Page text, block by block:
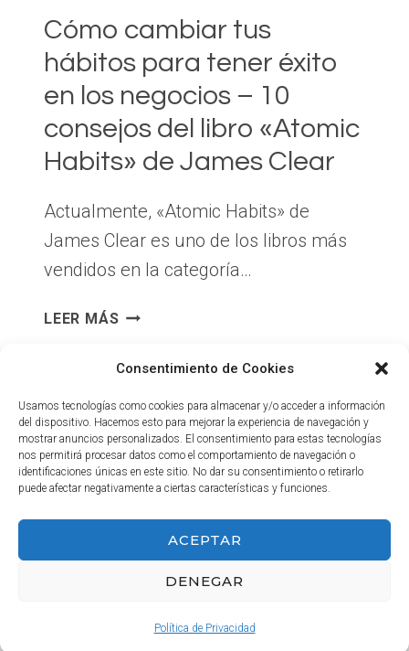
Consentimiento de Cookies
Usamos tecnologías como cookies para almacenar y/o acceder a información
del dispositivo. Hacemos esto para mejorar la experiencia de navegación y
mostrar anuncios personalizados. El consentimiento para estas tecnologías
nos permitirá procesar datos como el comportamiento de navegación o
identificaciones únicas en este sitio. No dar su consentimiento o retirarlo
puede afectar negativamente a ciertas características y funciones.
ACEPTAR
DENEGAR
Política de Privacidad
Cómo cambiar tus
hábitos para tener éxito
en los negocios – 10
consejos del libro «Atomic
Habits» de James Clear
Actualmente, «Atomic Habits» de
James Clear es uno de los libros más
vendidos en la categoría…
LEER MÁS CÓMO
PARA
TENER
ÉXITO
EN
LOS
NEGOCIOS
10
CONSEJOS
LIBRO
INICIO
© 2026 Haga Negocios